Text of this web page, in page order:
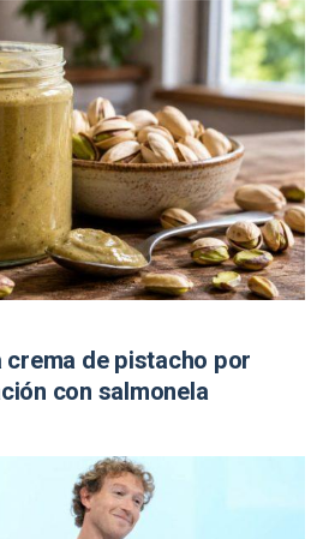
de pistacho por
con salmonela